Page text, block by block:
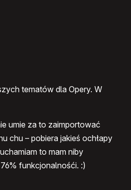
tematów dla Opery. W
umie za to zaimportować
chu – pobiera jakieś ochłapy
to mam niby
funkcjonalnośći. :)